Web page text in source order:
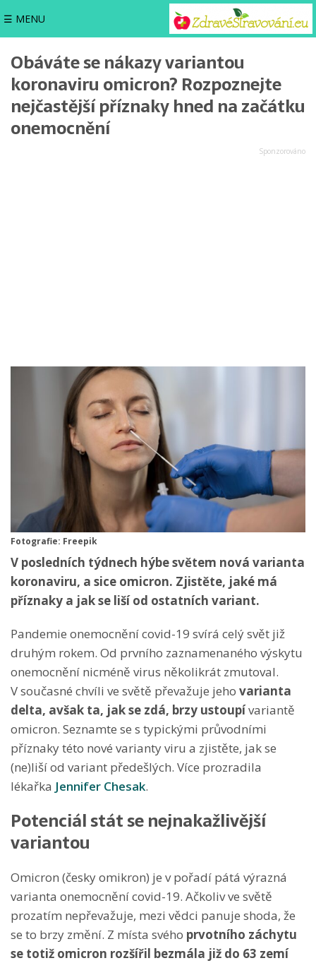
☰ MENU
Obáváte se nákazy variantou
koronaviru omicron? Rozpoznejte
nejčastější příznaky hned na začátku
onemocnění
Fotografie: Freepik
V posledních týdnech hýbe světem nová varianta
koronaviru, a sice omicron. Zjistěte, jaké má
příznaky a jak se liší od ostatních variant.
Pandemie onemocnění covid-19 svírá celý svět již
druhým rokem. Od prvního zaznamenaného výskytu
onemocnění nicméně virus několikrát zmutoval.
V současné chvíli ve světě převažuje jeho varianta
delta, avšak ta, jak se zdá, brzy ustoupívariantě
omicron. Seznamte se s typickými průvodními
příznaky této nové varianty viru a zjistěte, jak se
(ne)liší od variant předešlých. Více prozradila
lékařka Jennifer Chesak.
Potenciál stát se nejnakažlivější
variantou
Omicron (česky omikron) je v pořadí pátá výrazná
varianta onemocnění covid-19. Ačkoliv ve světě
prozatím nepřevažuje, mezi vědci panuje shoda, že
se to brzy změní. Z místa svého prvotního záchytu
se totiž omicron rozšířil bezmála již do 63 zemí